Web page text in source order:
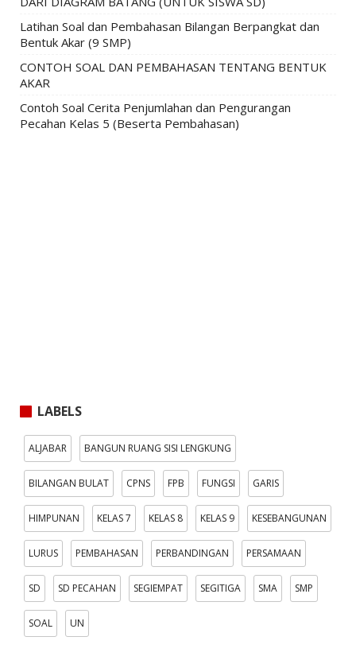
Latihan Soal dan Pembahasan Bilangan Berpangkat dan
Bentuk Akar (9 SMP)
CONTOH SOAL DAN PEMBAHASAN TENTANG BENTUK
AKAR
Contoh Soal Cerita Penjumlahan dan Pengurangan
Pecahan Kelas 5 (Beserta Pembahasan)
LABELS
ALJABAR BANGUN RUANG SISI LENGKUNG
BILANGAN BULAT CPNS FPB FUNGSI GARIS
HIMPUNAN KELAS 7 KELAS 8 KELAS 9 KESEBANGUNAN
LURUS PEMBAHASAN PERBANDINGAN PERSAMAAN
SD SD PECAHAN SEGIEMPAT SEGITIGA SMA SMP
SOAL UN